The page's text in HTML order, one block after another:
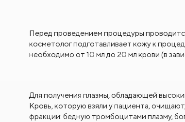
Перед проведением процедуры
косметолог подготавливает кожу к
необходимо от 10 мл до 20 мл крови (в
Для получения плазмы, обладающей
Кровь, которую взяли у пациента,
фракции: бедную тромбоцитами плазму,